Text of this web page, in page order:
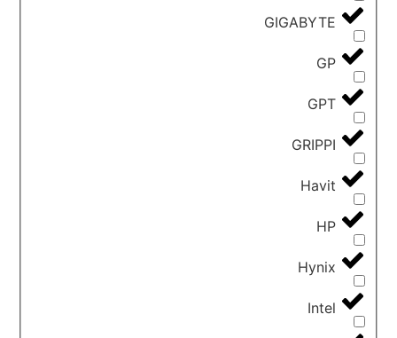
GIGABYTE
GP
GPT
GRIPPI
Havit
HP
Hynix
Intel